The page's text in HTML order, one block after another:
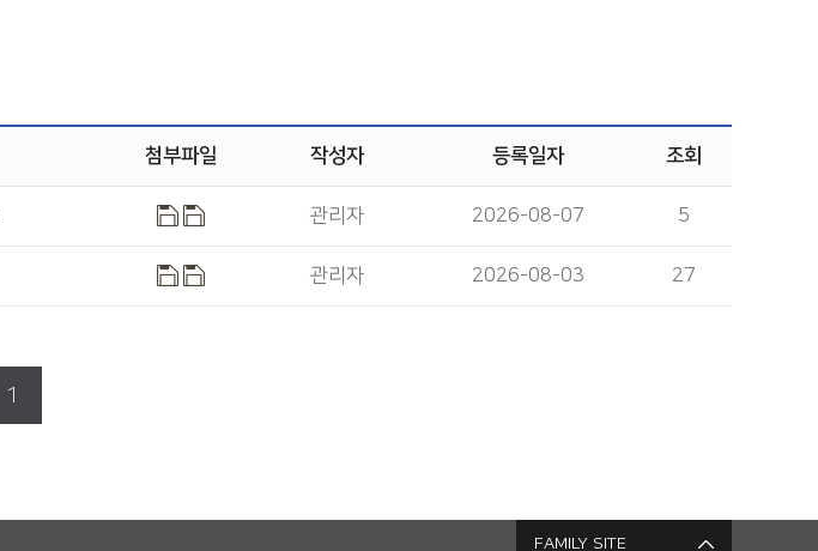
첨부파일 작성자 등록일자 조회
관리자 2026-08-07 5
관리자 2026-08-03 27
1
FAMILY SITE